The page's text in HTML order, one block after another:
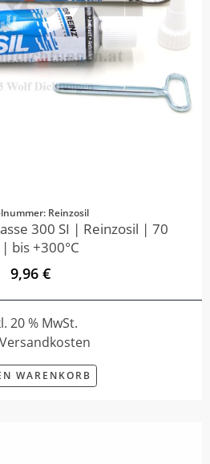
Reinzosil
300 SI | Reinzosil | 70
bis +300°C
9,96 €
20 % MwSt.
WARENKORB